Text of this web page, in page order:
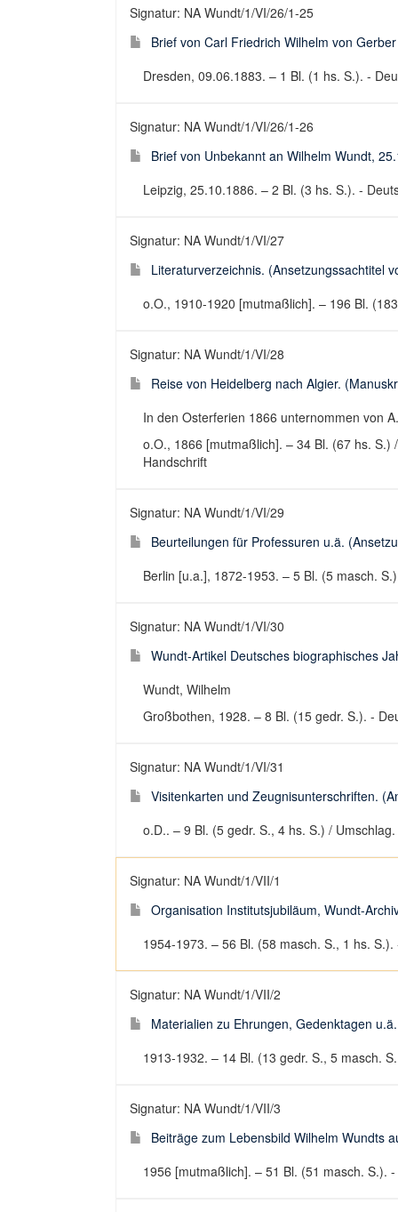
Signatur: NA Wundt/1/VI/26/1-25
Brief von Carl Friedrich Wilhelm von
Dresden, 09.06.1883. – 1 Bl. (1 hs. S.). -
Signatur: NA Wundt/1/VI/26/1-26
Brief von Unbekannt an Wilhelm Wundt,
Leipzig, 25.10.1886. – 2 Bl. (3 hs. S.). -
Signatur: NA Wundt/1/VI/27
Literaturverzeichnis. (Ansetzungssachtitel
o.O., 1910-1920 [mutmaßlich]. – 196 Bl.
Signatur: NA Wundt/1/VI/28
Reise von Heidelberg nach Algier.
In den Osterferien 1866 unternommen von
o.O., 1866 [mutmaßlich]. – 34 Bl. (67 hs.
Handschrift
Signatur: NA Wundt/1/VI/29
Beurteilungen für Professuren u.ä.
Berlin [u.a.], 1872-1953. – 5 Bl. (5 masch.
Signatur: NA Wundt/1/VI/30
Wundt-Artikel Deutsches biographisches
Wundt, Wilhelm
Großbothen, 1928. – 8 Bl. (15 gedr. S.). -
Signatur: NA Wundt/1/VI/31
Visitenkarten und Zeugnisunterschriften.
o.D.. – 9 Bl. (5 gedr. S., 4 hs. S.) /
Signatur: NA Wundt/1/VII/1
Organisation Institutsjubiläum, Wundt-
1954-1973. – 56 Bl. (58 masch. S., 1 hs.
Signatur: NA Wundt/1/VII/2
Materialien zu Ehrungen, Gedenktagen
1913-1932. – 14 Bl. (13 gedr. S., 5 masch.
Signatur: NA Wundt/1/VII/3
Beiträge zum Lebensbild Wilhelm Wundts
1956 [mutmaßlich]. – 51 Bl. (51 masch. S.).